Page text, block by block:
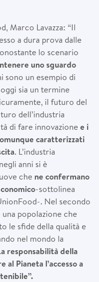
Marco Lavazza: “Il
a dura prova dalle
lo scenario
uno sguardo
sono un esempio di
sia un termine
il futuro del
dell’industria
di fare innovazione e i
caratterizzati
. L’industria
anni si è
che ne confermano
-sottolinea
. Nel secondo
popolazione che
le sfide della qualità e
nel mondo la
responsabilitàdella
al Pianeta l’accesso a
”.